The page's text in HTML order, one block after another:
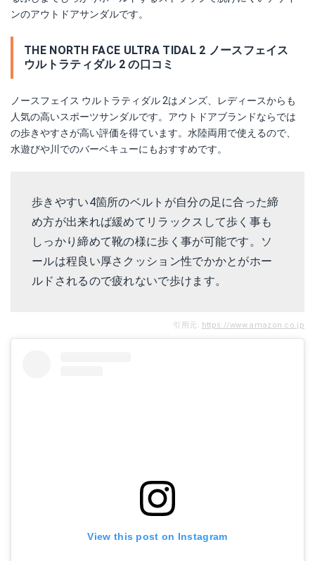
ンのアウトドアサンダルです。
THE NORTH FACE ULTRA TIDAL 2 ノースフェイス
ウルトラティダル 2 の口コミ
ノースフェイス ウルトラティダル 2はメンズ、レディースからも
人気の高いスポーツサンダルです。アウトドアブランドならでは
の歩きやすさが高い評価を得ています。水陸両用で使えるので、
水遊びや川でのバーベキューにもおすすめです。
歩きやすい4箇所のベルトが自分の足に合った締
め方が出来れば緩めてリラックスして歩く事も
しっかり締めて靴の様に歩く事が可能です。ソ
ールは程良い厚さクッション性でかかとがホー
ルドされるので疲れないで歩けます。
引用元: https://www.amazon.co.jp
View this post on Instagram